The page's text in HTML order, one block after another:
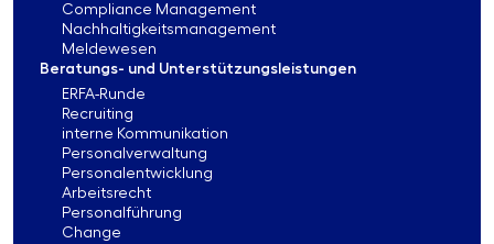
Compliance Management
Nachhaltigkeitsmanagement
Meldewesen
Beratungs- und Unterstützungsleistungen
ERFA-Runde
Recruiting
interne Kommunikation
Personalverwaltung
Personalentwicklung
Arbeitsrecht
Personalführung
Change